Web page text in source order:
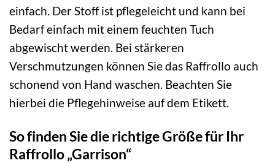
einfach. Der Stoff ist pflegeleicht und kann bei
Bedarf einfach mit einem feuchten Tuch
abgewischt werden. Bei stärkeren
Verschmutzungen können Sie das Raffrollo auch
schonend von Hand waschen. Beachten Sie
hierbei die Pflegehinweise auf dem Etikett.
So finden Sie die richtige Größe für Ihr
Raffrollo „Garrison“